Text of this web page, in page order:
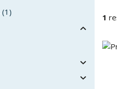
(1 )
1